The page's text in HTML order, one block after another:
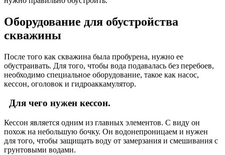
Оборудование для обустройства
скважины
После того как скважина была пробурена, нужно ее
обустраивать. Для того, чтобы вода подавалась без перебоев,
необходимо специальное оборудование, такое как насос,
кессон, оголовок и гидроаккамулятор.
Для чего нужен кессон.
Кессон является одним из главных элементов. С виду он
похож на небольшую бочку. Он водонепроницаем и нужен
для того, чтобы защищать воду от замерзания и смешивания с
грунтовыми водами.